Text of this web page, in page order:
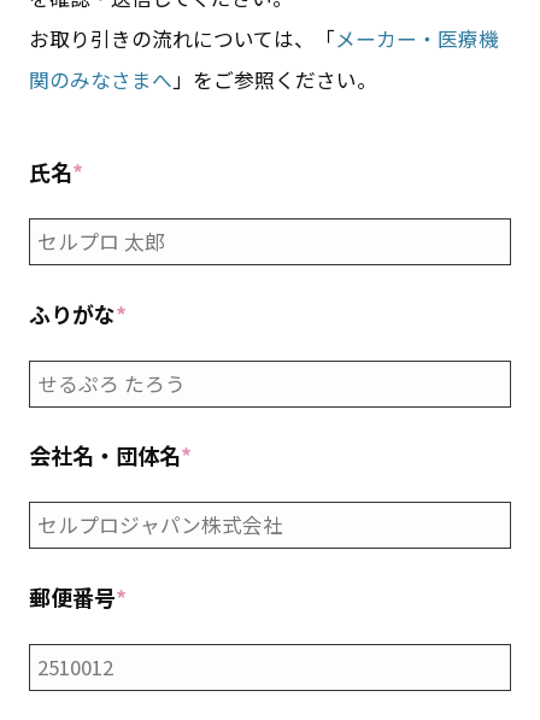
お取り引きの流れについては、「メーカー・医療機
関のみなさまへ」をご参照ください。
氏名*
ふりがな*
会社名・団体名*
郵便番号*